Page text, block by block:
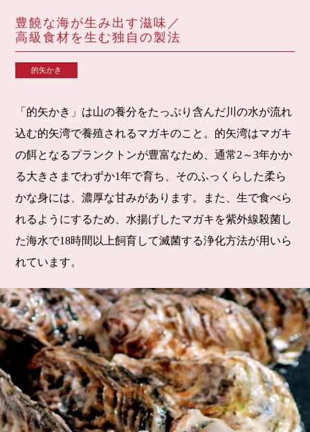
豊饒な海が生み出す滋味／
高級食材を生む独自の製法
的矢かき
「的矢かき」は山の養分をたっぷり含んだ川の水が流れ
込む的矢湾で養殖されるマガキのこと。的矢湾はマガキ
の餌となるプランクトンが豊富なため、通常2～3年かか
る大きさまでわずか1年で育ち、そのふっくらした柔ら
かな身には、濃厚な甘みがあります。また、生で食べら
れるようにするため、水揚げしたマガキを紫外線殺菌し
た海水で18時間以上飼育して滅菌する浄化方法が用いら
れています。